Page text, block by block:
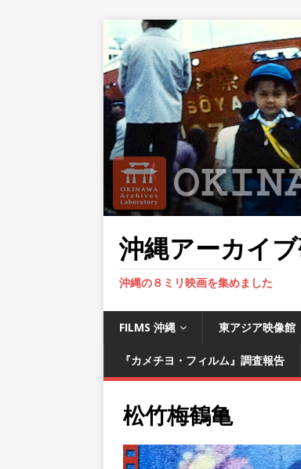
沖縄アーカイ
沖縄の８ミリ映画を集めました
FILMS 沖縄 東アジア映像館
『カメチヨ・フィルム』調査報告
松竹梅鶴亀